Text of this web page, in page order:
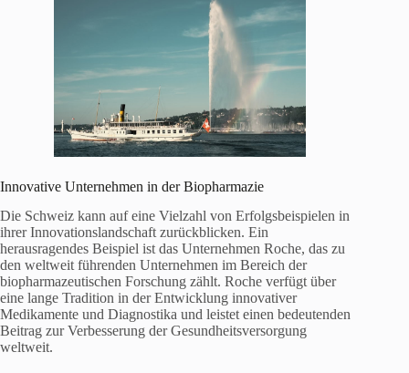
Innovative Unternehmen in der Biopharmazie
Die Schweiz kann auf eine Vielzahl von Erfolgsbeispielen in
ihrer Innovationslandschaft zurückblicken. Ein
herausragendes Beispiel ist das Unternehmen Roche, das zu
den weltweit führenden Unternehmen im Bereich der
biopharmazeutischen Forschung zählt. Roche verfügt über
eine lange Tradition in der Entwicklung innovativer
Medikamente und Diagnostika und leistet einen bedeutenden
Beitrag zur Verbesserung der Gesundheitsversorgung
weltweit.